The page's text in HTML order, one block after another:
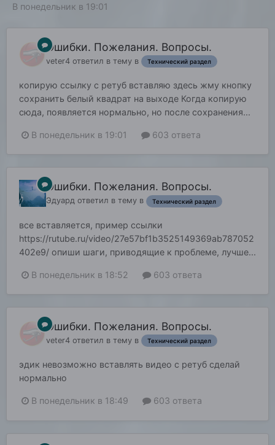
В понедельник в 19:01
Ошибки. Пожелания. Вопросы.
veter4 ответил в тему в Технический раздел
копирую ссылку с ретуб вставляю здесь жму кнопку
сохранить белый квадрат на выходе Когда копирую
сюда, появляется нормально, но после сохранения...
В понедельник в 19:01 603 ответа
Ошибки. Пожелания. Вопросы.
Эдуард ответил в тему в Технический раздел
все вставляется, пример ссылки
https://rutube.ru/video/27e57bf1b3525149369ab787052
402e9/ опиши шаги, приводящие к проблеме, лучше...
В понедельник в 18:52 603 ответа
Ошибки. Пожелания. Вопросы.
veter4 ответил в тему в Технический раздел
эдик невозможно вставлять видео с ретуб сделай
нормально
В понедельник в 18:49 603 ответа